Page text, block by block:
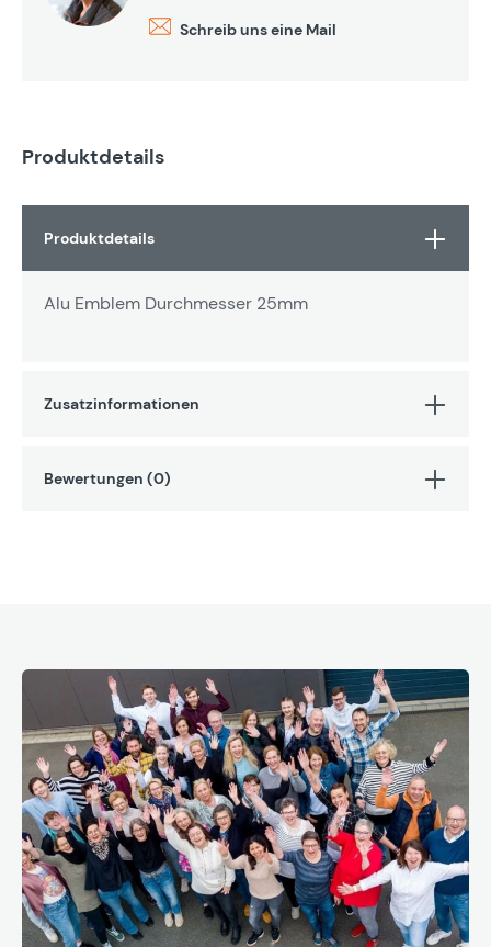
Schreib uns eine Mail
Produktdetails
Produktdetails
Alu Emblem Durchmesser 25mm
Zusatzinformationen
Bewertungen (0)